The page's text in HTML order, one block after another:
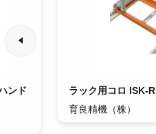
ンド
ラック用コロ ISK-R
育良精機（株）